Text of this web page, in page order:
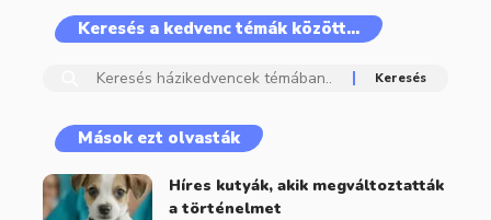
Keresés a kedvenc témák között…
Mások ezt olvasták
Híres kutyák, akik megváltoztatták
a történelmet